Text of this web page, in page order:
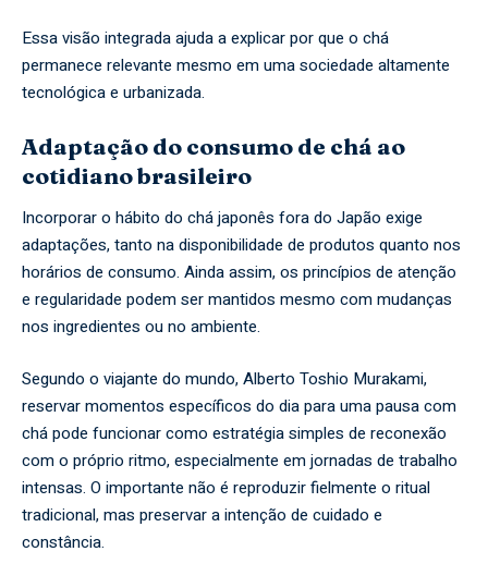
Essa visão integrada ajuda a explicar por que o chá
permanece relevante mesmo em uma sociedade altamente
tecnológica e urbanizada.
Adaptação do consumo de chá ao
cotidiano brasileiro
Incorporar o hábito do chá japonês fora do Japão exige
adaptações, tanto na disponibilidade de produtos quanto nos
horários de consumo. Ainda assim, os princípios de atenção
e regularidade podem ser mantidos mesmo com mudanças
nos ingredientes ou no ambiente.
Segundo o viajante do mundo, Alberto Toshio Murakami,
reservar momentos específicos do dia para uma pausa com
chá pode funcionar como estratégia simples de reconexão
com o próprio ritmo, especialmente em jornadas de trabalho
intensas. O importante não é reproduzir fielmente o ritual
tradicional, mas preservar a intenção de cuidado e
constância.